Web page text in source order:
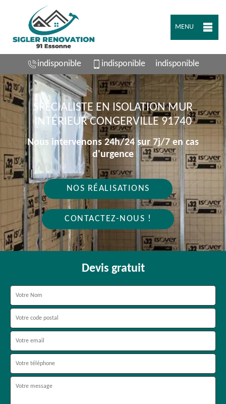
MENU
indisponible indisponible indisponible
SPÉCIALISTE EN ISOLATION MUR
INTÉRIEUR CONGERVILLE 91740
Nous intervenons 24h/24 sur 7j/7 en cas
d'urgence
NOS RÉALISATIONS
CONTACTEZ-NOUS !
Devis gratuit